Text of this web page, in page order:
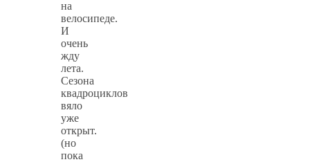
на
велосипеде.
И
очень
жду
лета.
Сезона
квадроциклов
вяло
уже
открыт.
(но
пока